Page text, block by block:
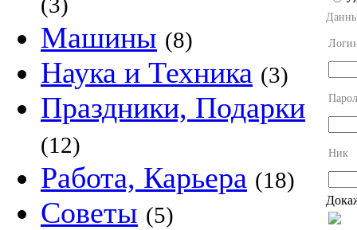
Машины (8)
Наука и Техника (3)
Праздники, Подарки
(12)
Работа, Карьера (18)
Советы (5)
Ник